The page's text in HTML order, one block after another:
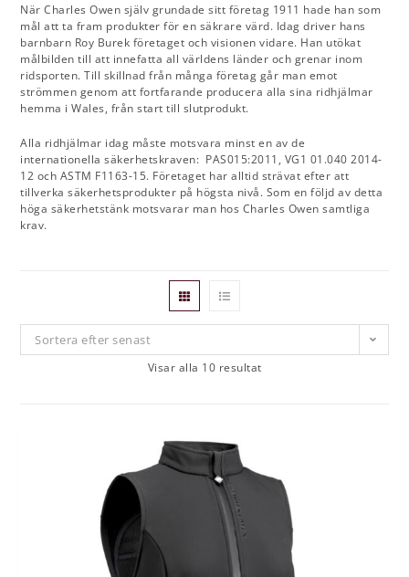
När Charles Owen själv grundade sitt företag 1911 hade han som
mål att ta fram produkter för en säkrare värd. Idag driver hans
barnbarn Roy Burek företaget och visionen vidare. Han utökat
målbilden till att innefatta all världens länder och grenar inom
ridsporten. Till skillnad från många företag går man emot
strömmen genom att fortfarande producera alla sina ridhjälmar
hemma i Wales, från start till slutprodukt.
Alla ridhjälmar idag måste motsvara minst en av de
internationella säkerhetskraven: PAS015:2011, VG1 01.040 2014-
12 och ASTM F1163-15. Företaget har alltid strävat efter att
tillverka säkerhetsprodukter på högsta nivå. Som en följd av detta
höga säkerhetstänk motsvarar man hos Charles Owen samtliga
krav.
Sortera efter senast
Visar alla 10 resultat